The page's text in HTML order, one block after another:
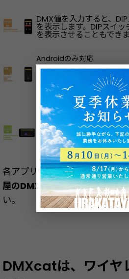
DMX値を入力すると、
を表示します。DIPスイ
を表示させることもできま
Androidのみ対応
ライトセンサー機能を使
（2フィート/600mm間
す。
Androidのみ対応
RFスペクトラムアナラ
ンしてWi-Fi信号を検出
WIFIデバイスの強度と
ます。
各アプリの詳細をもっと知りた
屋のDMXcat日本語マニュアル
い。
DMXcatは、ワイヤ